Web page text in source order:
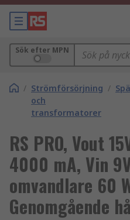
Sök efter MPN
/ Strömförsörjning
och
transformatorer
/
RS PRO, Vout
4000 mA, Vin
omvandlare 60
Genomgående